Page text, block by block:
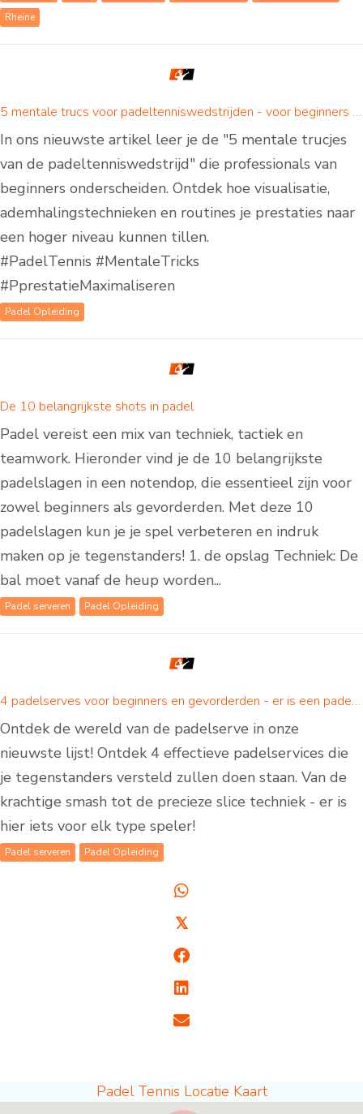
Rheine
5 mentale trucs voor padeltenniswedstrijden - voor beginners en gevorderden
In ons nieuwste artikel leer je de "5 mentale trucjes
van de padeltenniswedstrijd" die professionals van
beginners onderscheiden. Ontdek hoe visualisatie,
ademhalingstechnieken en routines je prestaties naar
een hoger niveau kunnen tillen.
#PadelTennis #MentaleTricks
#PprestatieMaximaliseren
Padel Opleiding
De 10 belangrijkste shots in padel
Padel vereist een mix van techniek, tactiek en
teamwork. Hieronder vind je de 10 belangrijkste
padelslagen in een notendop, die essentieel zijn voor
zowel beginners als gevorderden. Met deze 10
padelslagen kun je je spel verbeteren en indruk
maken op je tegenstanders! 1. de opslag Techniek: De
bal moet vanaf de heup worden...
Padel serveren Padel Opleiding
4 padelserves voor beginners en gevorderden - er is een padelserve voor iedereen!
Ontdek de wereld van de padelserve in onze
nieuwste lijst! Ontdek 4 effectieve padelservices die
je tegenstanders versteld zullen doen staan. Van de
krachtige smash tot de precieze slice techniek - er is
hier iets voor elk type speler!
Padel serveren Padel Opleiding
𝕏
Padel Tennis Locatie Kaart